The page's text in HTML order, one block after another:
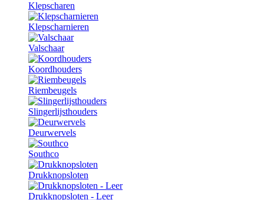
Klepscharen
Klepscharnieren
Valschaar
Koordhouders
Riembeugels
Slingerlijsthouders
Deurwervels
Southco
Drukknopsloten
Drukknopsloten - Leer